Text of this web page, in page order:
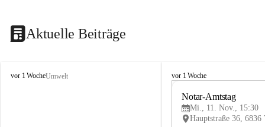
Aktuelle Beiträge
V
vor 1 WocheUmwelt
V
vor 1 Woche
Notar-Amtstag
Mi., 11. Nov., 15:30